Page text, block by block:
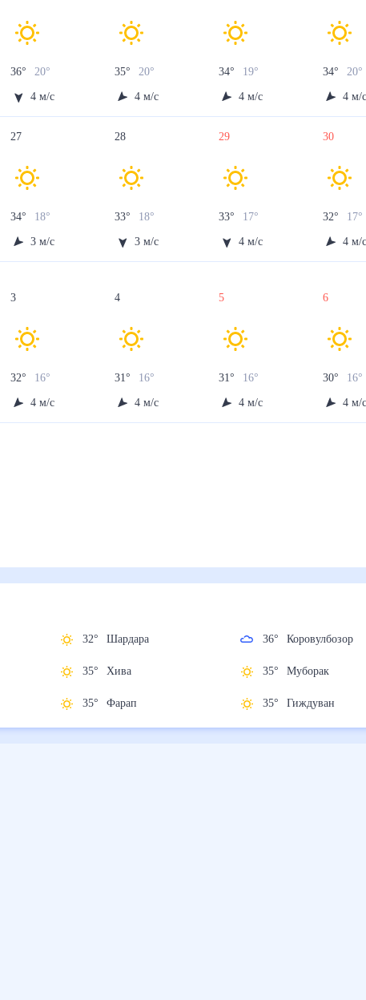
36° 20
4 м/с
35° 20
4 м/с
34° 19°
4 м/с
34° 20
4 м/
27
34° 18°
3 м/с
28
33° 18°
3 м/с
29
33° 17°
4 м/с
30
32° 17°
4 м/
3
32° 16°
4 м/с
4
31° 16°
4 м/с
5
31° 16°
4 м/с
6
30° 16°
4 м/
32° Шардара
35° Хива
35° Фарап
36°
35° Муборак
35° Гиждуван